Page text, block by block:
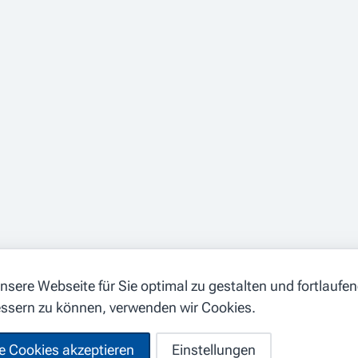
Webseite für Sie optimal zu gestalten und
zu können, verwenden wir Cookies.
Cookies akzeptieren Einstellungen